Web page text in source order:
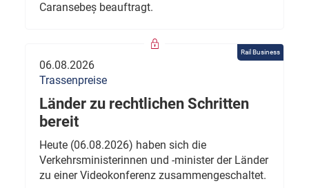
Caransebeș beauftragt.
Rail Business
06.08.2026
Trassenpreise
Länder zu rechtlichen Schritten
bereit
Heute (06.08.2026) haben sich die
Verkehrsministerinnen und -minister der Länder
zu einer Videokonferenz zusammengeschaltet.